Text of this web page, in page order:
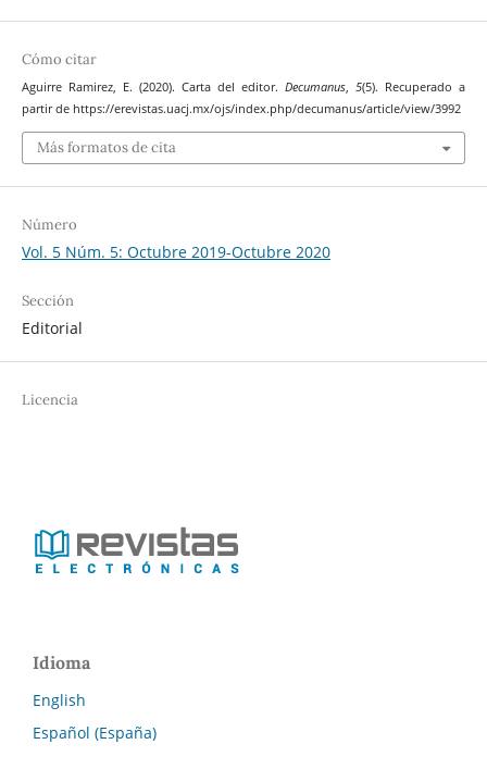
Cómo citar
Aguirre Ramirez, E. (2020). Carta del editor.Decumanus,5(5). Recuperado a
partir de https://erevistas.uacj.mx/ojs/index.php/decumanus/article/view/3992
Más formatos de cita
Número
Vol. 5 Núm. 5: Octubre 2019-Octubre 2020
Sección
Editorial
Licencia
Idioma
English
Español (España)